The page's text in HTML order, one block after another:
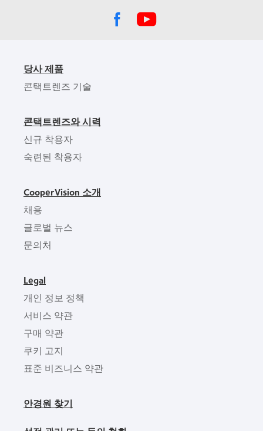
당사 제품
콘택트렌즈 기술
콘택트렌즈와 시력
신규 착용자
숙련된 착용자
CooperVision 소개
채용
글로벌 뉴스
문의처
Legal
개인 정보 정책
서비스 약관
구매 약관
쿠키 고지
표준 비즈니스 약관
안경원 찾기